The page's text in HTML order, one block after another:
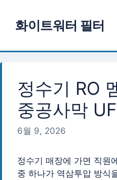
화이트워터 필터
정수기 RO
중공사막
6월 9, 2026
정수기 매장에 가면 직원
중 하나가 역삼투압 방식